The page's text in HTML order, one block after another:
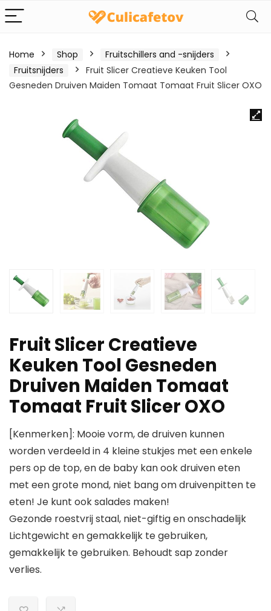
Home Shop
Fruitschillers and -snijders
Fruitsnijders
Fruit Slicer Creatieve Keuken Tool
Gesneden Druiven Maiden Tomaat Tomaat Fruit Slicer OXO
Fruit Slicer Creatieve
Keuken Tool Gesneden
Druiven Maiden Tomaat
Tomaat Fruit Slicer OXO
[Kenmerken]: Mooie vorm, de druiven kunnen
worden verdeeld in 4 kleine stukjes met een enkele
pers op de top, en de baby kan ook druiven eten
met een grote mond, niet bang om druivenpitten te
eten! Je kunt ook salades maken!
Gezonde roestvrij staal, niet-giftig en onschadelijk
Lichtgewicht en gemakkelijk te gebruiken,
gemakkelijk te gebruiken. Behoudt sap zonder
verlies.